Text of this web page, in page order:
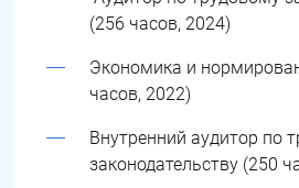
(256 часов, 2024)
Экономика и
часов, 2022)
Внутренний аудитор по
законодательству (250